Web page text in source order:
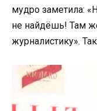
мудро заметила:
не найдёшь! Там
журналистику».